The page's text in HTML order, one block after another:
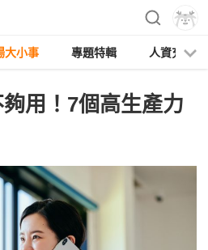
大小事 專題特輯 人資充電
用！7個高生產力